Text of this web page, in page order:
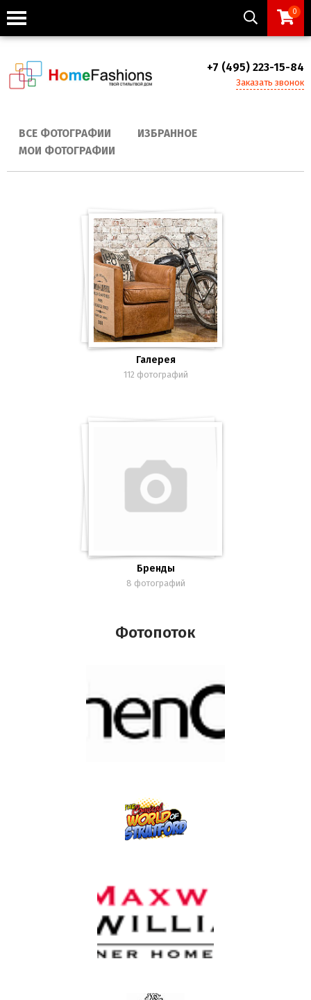
0
+7 (495) 223-15-84
Заказать звонок
ВСЕ ФОТОГРАФИИ
ИЗБРАННОЕ
МОИ ФОТОГРАФИИ
Галерея
112 фотографий
Бренды
8 фотографий
Фотопоток